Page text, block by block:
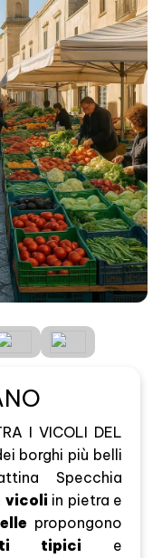
I VICOLI DEL
borghi più belli
Specchia
vicoli in pietra e
propongono
tipici e